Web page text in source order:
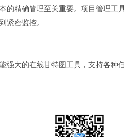
的精确管理至关重要。项目管理工
紧密监控。
强大的在线甘特图工具，支持各种